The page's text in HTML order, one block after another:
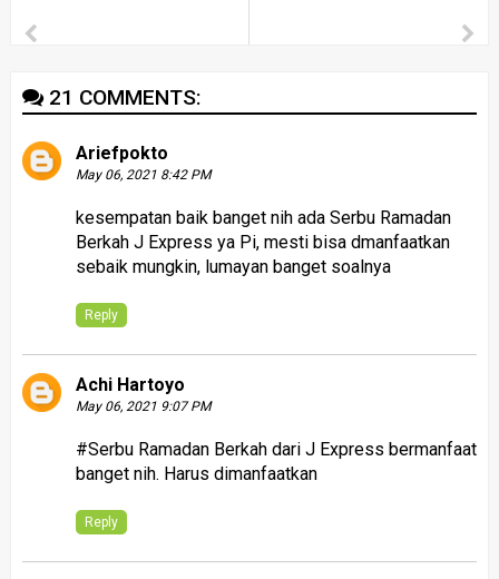
21 COMMENTS:
Ariefpokto
May 06, 2021 8:42 PM
kesempatan baik banget nih ada Serbu Ramadan
Berkah J Express ya Pi, mesti bisa dmanfaatkan
sebaik mungkin, lumayan banget soalnya
Reply
Achi Hartoyo
May 06, 2021 9:07 PM
#Serbu Ramadan Berkah dari J Express bermanfaat
banget nih. Harus dimanfaatkan
Reply